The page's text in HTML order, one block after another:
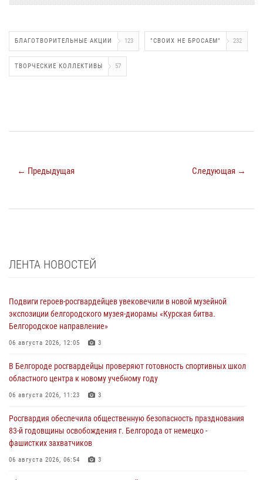
БЛАГОТВОРИТЕЛЬНЫЕ АКЦИИ 123 "СВОИХ НЕ БРОСАЕМ" 232
ТВОРЧЕСКИЕ КОЛЛЕКТИВЫ 57
← Предыдущая Следующая →
ЛЕНТА НОВОСТЕЙ
Подвиги героев‑росгвардейцев увековечили в новой музейной
экспозиции белгородского музея‑диорамы «Курская битва.
Белгородское направление»
06 августа 2026, 12:05 3
В Белгороде росгвардейцы проверяют готовность спортивных школ
областного центра к новому учебному году
06 августа 2026, 11:23 3
Росгвардия обеспечила общественную безопасность празднования
83-й годовщины освобождения г. Белгорода от немецко -
фашистких захватчиков
06 августа 2026, 06:54 3